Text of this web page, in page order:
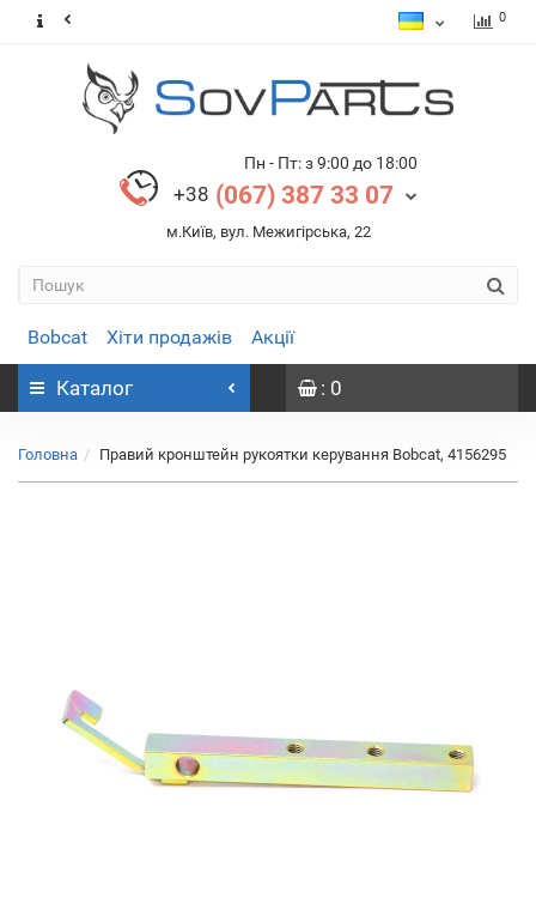
0
Пн - Пт: з 9:00 до 18:00
+38 (067) 387 33 07
м.Київ, вул. Межигірська, 22
Bobcat Хіти продажів Акції
Каталог : 0
Головна Правий кронштейн рукоятки керування Bobcat, 4156295